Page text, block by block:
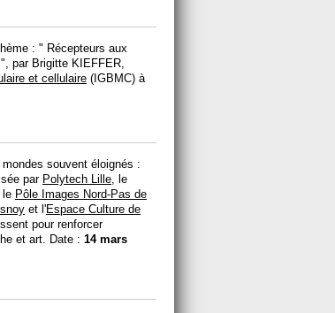
: " Récepteurs aux
par Brigitte KIEFFER,
et cellulaire (IGBMC) à
souvent éloignés :
par Polytech Lille, le
le Pôle Images Nord-Pas de
et l'Espace Culture de
pour renforcer
et art. Date : 14 mars